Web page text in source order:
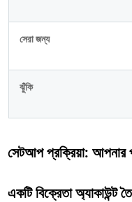
সেরা জন্য
ঝুঁকি
সেটআপ প্রক্রিয়া: আপনার
একটি বিক্রেতা অ্যাকাউন্ট